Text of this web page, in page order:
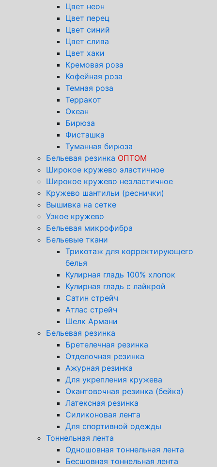
Цвет неон
Цвет перец
Цвет синий
Цвет слива
Цвет хаки
Кремовая роза
Кофейная роза
Темная роза
Терракот
Океан
Бирюза
Фисташка
Туманная бирюза
Бельевая резинка ОПТОМ
Широкое кружево эластичное
Широкое кружево неэластичное
Кружево шантильи (реснички)
Вышивка на сетке
Узкое кружево
Бельевая микрофибра
Бельевые ткани
Трикотаж для корректирующего
белья
Кулирная гладь 100% хлопок
Кулирная гладь с лайкрой
Сатин стрейч
Атлас стрейч
Шелк Армани
Бельевая резинка
Бретелечная резинка
Отделочная резинка
Ажурная резинка
Для укрепления кружева
Окантовочная резинка (бейка)
Латексная резинка
Силиконовая лента
Для спортивной одежды
Тоннельная лента
Одношовная тоннельная лента
Бесшовная тоннельная лента